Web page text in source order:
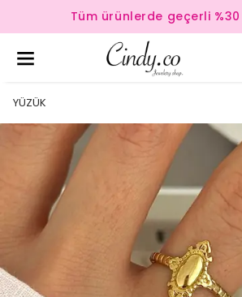
Tüm ürünlerde geçerli
YÜZÜK